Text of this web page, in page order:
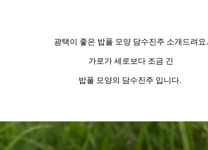
광택이 좋은 밥풀 모양 담수진주 소개드려요.
가로가 세로보다 조금 긴
밥풀 모양의 담수진주 입니다.